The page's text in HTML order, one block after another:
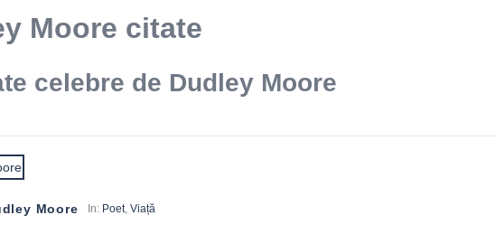
Moore citate
celebre de Dudley Moore
Moore In: Poet, Viață